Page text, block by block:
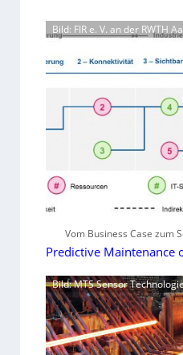
Bild: FIR e. V. an der RWTH
Vom Business Case zum
Predictive Maintenance
Bild: MTS Sensor